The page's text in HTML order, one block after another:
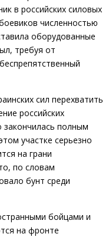
в российских силовых
численностью
оборудованные
требуя от
сил перехватить
российских
закончилась полным
участке серьезно
на грани
по словам
бунт среди
бойцами и
на фронте